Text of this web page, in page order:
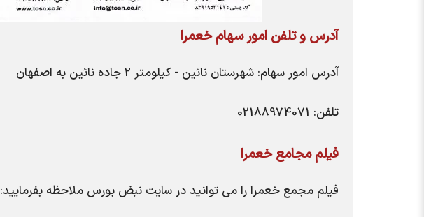
آدرس و تلفن امور سهامخعمرا
آدرس امور سهام: شهرستان نائین - کیلومتر 2 جاده نائین به اصفهان
تلفن: 02188974071
فیلم مجامعخعمرا
فیلم مجمع خعمرا را می توانید در سایت نبض بورس ملاحظه بفرمایید: